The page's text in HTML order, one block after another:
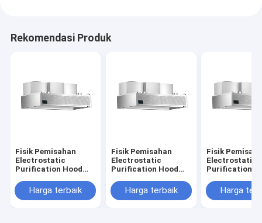
Rekomendasi Produk
Fisik Pemisahan
Electrostatic
Purification Hood
kipas 2400mm)
Harga terbaik
Fisik Pemisahan
Electrostatic
Purification Hood
kipas 2200mm)
Harga terbaik
Fisik
Electrostatic
Purification
kipasHarga